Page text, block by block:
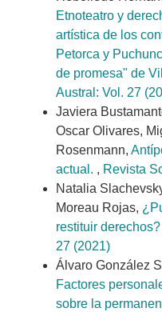
Etnoteatro y
artística de los
Petorca y
de promesa" de
Austral: Vol. 27
Javiera
Oscar Olivares,
Rosenmann,
actual. , Revista
Natalia
Moreau Rojas,
restituir derechos?
27 (2021)
Álvaro González
Factores
sobre la